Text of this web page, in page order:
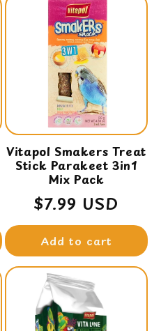
Vitapol Smakers Treat
Stick Parakeet 3in1
Mix Pack
Regular
price
$7.99 USD
Add to cart